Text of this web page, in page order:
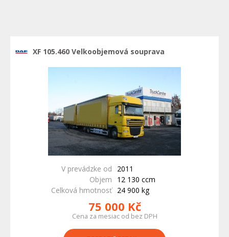
XF 105.460 Velkoobjemová souprava
V prevádzke od
2011
Objem
12 130 ccm
Celková hmotnosť 24 900 kg
75 000 Kč
Cena za mesiac od bez DPH